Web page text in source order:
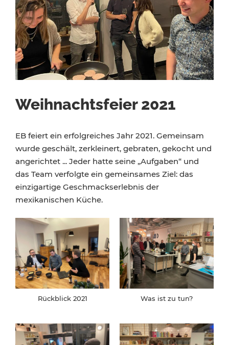
Weihnachtsfeier 2021
EB feiert ein erfolgreiches Jahr 2021. Gemeinsam
wurde geschält, zerkleinert, gebraten, gekocht und
angerichtet ... Jeder hatte seine „Aufgaben“ und
das Team verfolgte ein gemeinsames Ziel: das
einzigartige Geschmackserlebnis der
mexikanischen Küche.
Rückblick 2021 Was ist zu tun?